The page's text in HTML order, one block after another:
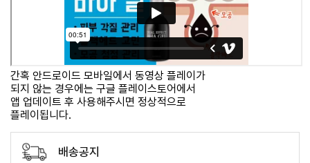
간혹 안드로이드 모바일에서 동영상 플레이가
되지 않는 경우에는 구글 플레이스토어에서
앱 업데이트 후 사용해주시면 정상적으로
플레이됩니다.
배송공지